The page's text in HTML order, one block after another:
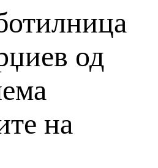
од
на